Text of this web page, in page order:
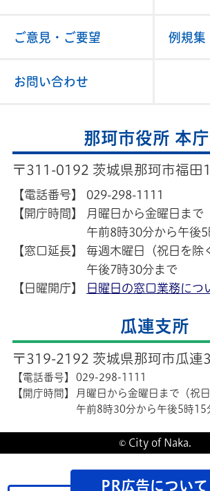
ご意見・ご要望 例規集
お問い合わせ
那珂市役所 本
〒311-0192 茨城県那珂市福田
【電話番号】
029-298-1111
【開庁時間】
月曜日から金曜日まで
午前8時30分から午後
【窓口延長】
毎週木曜日（祝日を除
午後7時30分まで
【日曜開庁】
日曜日の窓口業務につ
瓜連支所
〒319-2192 茨城県那珂市瓜連
【電話番号】
029-298-1111
【開庁時間】
月曜日から金曜日まで（祝日
午前8時30分から午後5時15
© City of Naka.
PR広告について